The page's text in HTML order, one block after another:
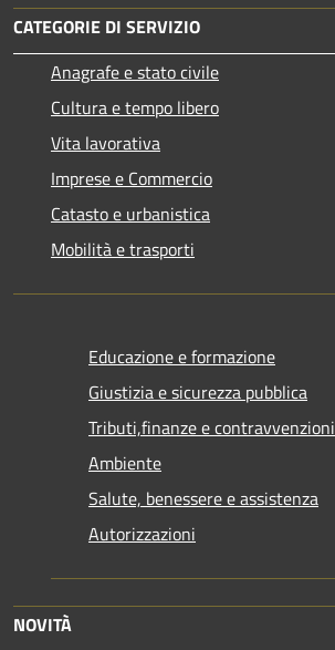
CATEGORIE DI SERVIZIO
Anagrafe e stato civile
Cultura e tempo libero
Vita lavorativa
Imprese e Commercio
Catasto e urbanistica
Mobilità e trasporti
Educazione e formazione
Giustizia e sicurezza pubblica
Tributi,finanze e contravvenzioni
Ambiente
Salute, benessere e assistenza
Autorizzazioni
NOVITÀ